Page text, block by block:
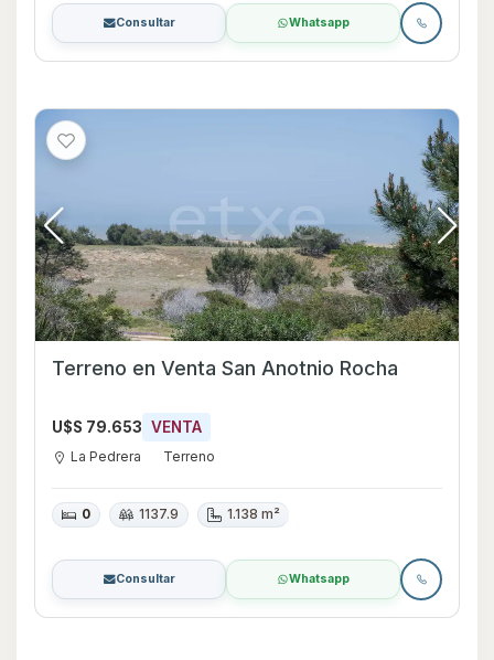
Consultar Whatsapp
Terreno en Venta San Anotnio Rocha
U$S 79.653 VENTA
La Pedrera Terreno
0 1137.9 1.138 m²
Consultar Whatsapp